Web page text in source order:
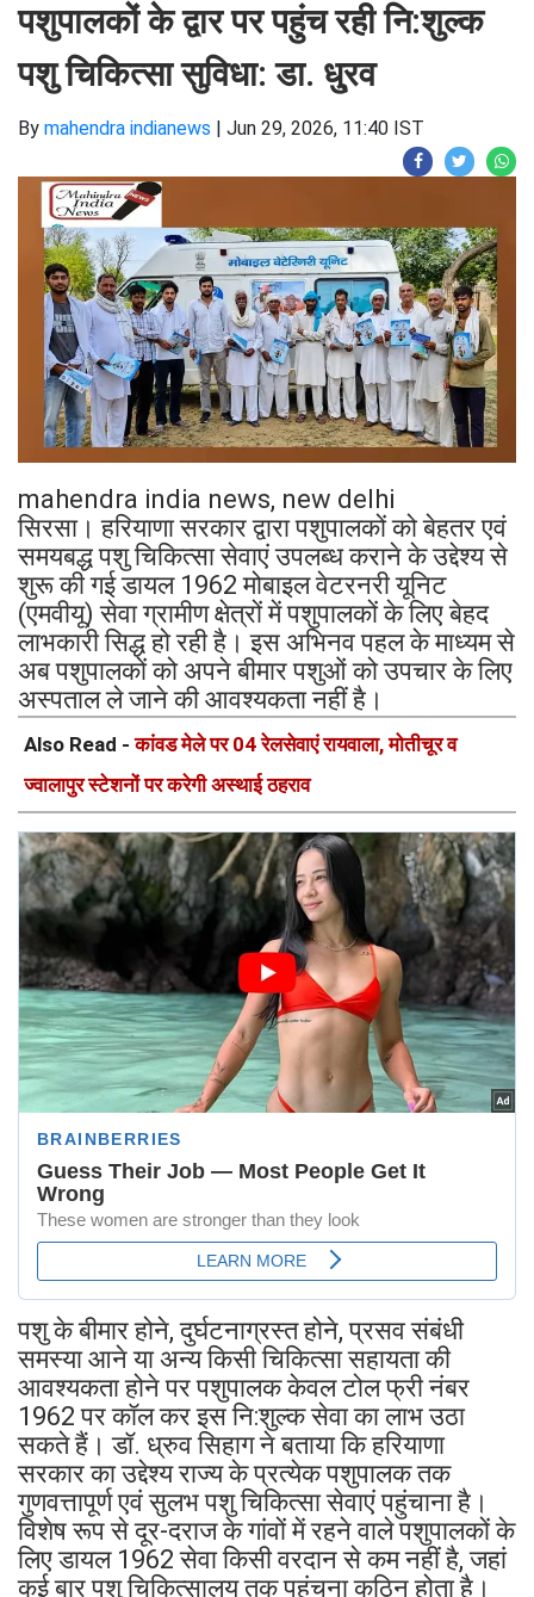
पशुपालकों के द्वार पर पहुंच रही नि:शुल्क
पशु चिकित्सा सुविधा: डा. धु्रव
By mahendra indianews | Jun 29, 2026, 11:40 IST
mahendra india news, new delhi
सिरसा। हरियाणा सरकार द्वारा पशुपालकों को बेहतर एवं
समयबद्ध पशु चिकित्सा सेवाएं उपलब्ध कराने के उद्देश्य से
शुरू की गई डायल 1962 मोबाइल वेटरनरी यूनिट
(एमवीयू) सेवा ग्रामीण क्षेत्रों में पशुपालकों के लिए बेहद
लाभकारी सिद्ध हो रही है। इस अभिनव पहल के माध्यम से
अब पशुपालकों को अपने बीमार पशुओं को उपचार के लिए
अस्पताल ले जाने की आवश्यकता नहीं है।
Also Read -कांवड मेले पर 04 रेलसेवाएं रायवाला, मोतीचूर व
ज्वालापुर स्टेशनों पर करेगी अस्थाई ठहराव
पशु के बीमार होने, दुर्घटनाग्रस्त होने, प्रसव संबंधी
समस्या आने या अन्य किसी चिकित्सा सहायता की
आवश्यकता होने पर पशुपालक केवल टोल फ्री नंबर
1962 पर कॉल कर इस नि:शुल्क सेवा का लाभ उठा
सकते हैं। डॉ. ध्रुव सिहाग ने बताया कि हरियाणा
सरकार का उद्देश्य राज्य के प्रत्येक पशुपालक तक
गुणवत्तापूर्ण एवं सुलभ पशु चिकित्सा सेवाएं पहुंचाना है।
विशेष रूप से दूर-दराज के गांवों में रहने वाले पशुपालकों के
लिए डायल 1962 सेवा किसी वरदान से कम नहीं है, जहां
कई बार पशु चिकित्सालय तक पहुंचना कठिन होता है।